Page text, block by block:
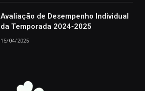
Avaliação de Desempenho Individual
da Temporada 2024-2025
15/04/2025